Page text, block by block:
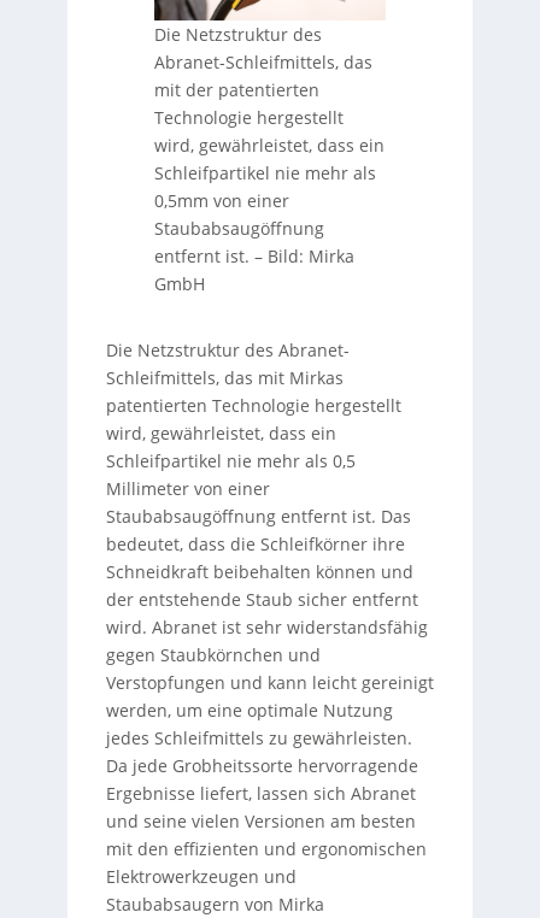
Die Netzstruktur des
Abranet-Schleifmittels, das
mit der patentierten
Technologie hergestellt
wird, gewährleistet, dass ein
Schleifpartikel nie mehr als
0,5mm von einer
Staubabsaugöffnung
entfernt ist. – Bild: Mirka
GmbH
Die Netzstruktur des Abranet-
Schleifmittels, das mit Mirkas
patentierten Technologie hergestellt
wird, gewährleistet, dass ein
Schleifpartikel nie mehr als 0,5
Millimeter von einer
Staubabsaugöffnung entfernt ist. Das
bedeutet, dass die Schleifkörner ihre
Schneidkraft beibehalten können und
der entstehende Staub sicher entfernt
wird. Abranet ist sehr widerstandsfähig
gegen Staubkörnchen und
Verstopfungen und kann leicht gereinigt
werden, um eine optimale Nutzung
jedes Schleifmittels zu gewährleisten.
Da jede Grobheitssorte hervorragende
Ergebnisse liefert, lassen sich Abranet
und seine vielen Versionen am besten
mit den effizienten und ergonomischen
Elektrowerkzeugen und
Staubabsaugern von Mirka